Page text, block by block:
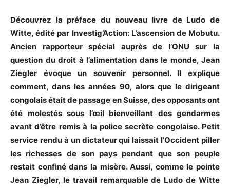
Découvrez la préface du nouveau livre de Ludo de
Witte, édité par Investig’Action: L’ascension de Mobutu.
Ancien rapporteur spécial auprès de l’ONU sur la
question du droit à l’alimentation dans le monde, Jean
Ziegler évoque un souvenir personnel. Il explique
comment, dans les années 90, alors que le dirigeant
congolais était de passage en Suisse, des opposants ont
été molestés sous l’œil bienveillant des gendarmes
avant d’être remis à la police secrète congolaise. Petit
service rendu à un dictateur qui laissait l’Occident piller
les richesses de son pays pendant que son peuple
restait confiné dans la misère. Aussi, comme le pointe
Jean Ziegler, le travail remarquable de Ludo de Witte